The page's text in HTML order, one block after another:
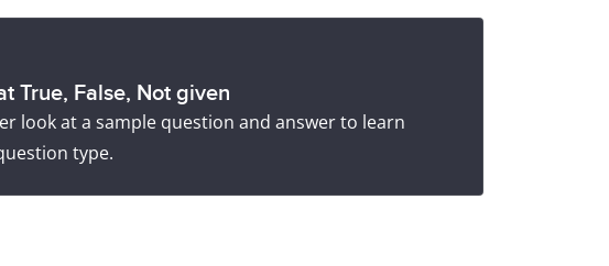
True, False, Not given
look at a sample question and answer to learn
type.